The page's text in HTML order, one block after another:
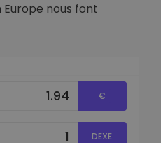
Europe nous font
€
DEXE